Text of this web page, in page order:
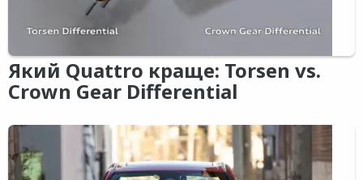
Який Quattro краще: Torsen vs.
Crown Gear Differential